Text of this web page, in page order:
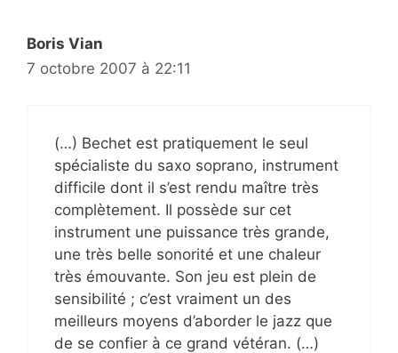
Boris Vian
7 octobre 2007 à 22:11
(…) Bechet est pratiquement le seul
spécialiste du saxo soprano, instrument
difficile dont il s’est rendu maître très
complètement. Il possède sur cet
instrument une puissance très grande,
une très belle sonorité et une chaleur
très émouvante. Son jeu est plein de
sensibilité ; c’est vraiment un des
meilleurs moyens d’aborder le jazz que
de se confier à ce grand vétéran. (…)